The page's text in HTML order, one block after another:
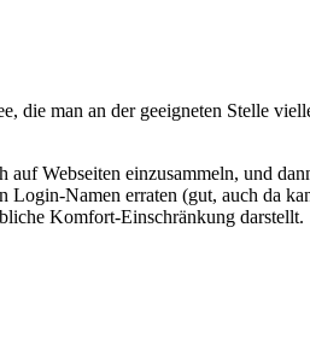
die man an der geeigneten Stelle
Webseiten einzusammeln, und
Namen erraten (gut, auch da
Komfort-Einschränkung darstellt.